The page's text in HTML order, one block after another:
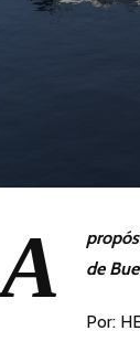
A
de
Por: